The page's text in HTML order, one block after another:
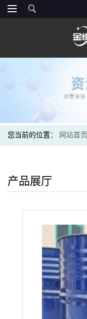
您当前的位置： 网站首页
产品展厅